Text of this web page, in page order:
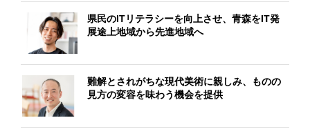
県民のITリテラシーを向上させ、青森をIT発
展途上地域から先進地域へ
難解とされがちな現代美術に親しみ、ものの
見方の変容を味わう機会を提供